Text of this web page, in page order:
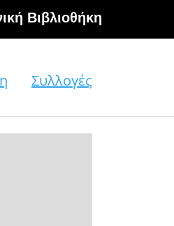
Βιβλιοθήκη
Συλλογές